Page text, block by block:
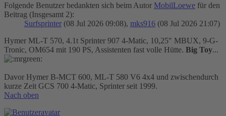
Folgende Benutzer bedankten sich beim Autor MobilLoewe für den
Beitrag (Insgesamt 2):
Surfsprinter (08 Jul 2026 09:08), mks916 (08 Jul 2026 21:07)
Hymer ML-T 570, 4.1t Sprinter 907 4-Matic, 10,25″ MBUX, 9-G-
Tronic, OM654 mit 190 PS, Assistenten fast volle Hütte. Big Toy...
Davor Hymer B-MCT 600, ML-T 580 V6 4x4 und zwischendurch
kurze Zeit GCS 700 4-Matic, Sprinter seit 1999.
Nach oben